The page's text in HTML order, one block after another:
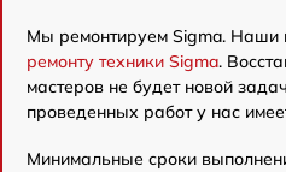
Мы ремонтируем Sigma. Наши
ремонту техники Sigma.
мастеров не будет новой
проведенных работ у нас
Минимальные сроки